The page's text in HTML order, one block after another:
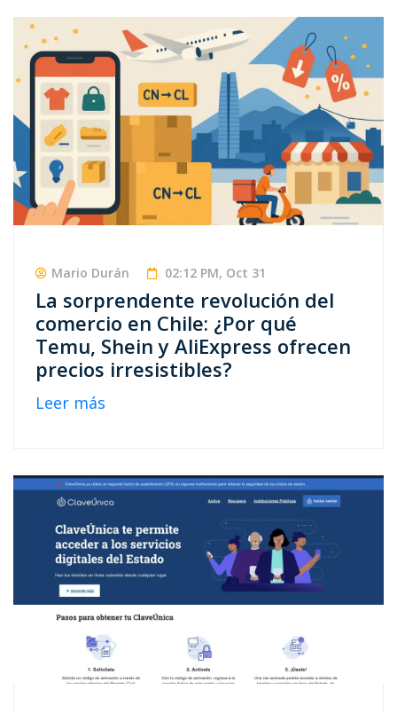
Mario Durán 02:12 PM, Oct 31
La sorprendente revolución del
comercio en Chile: ¿Por qué
Temu, Shein y AliExpress ofrecen
precios irresistibles?
Leer más